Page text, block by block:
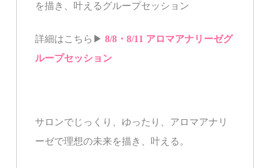
を描き、叶える グループセッション
詳細はこちら▶︎8/8・8/11 アロマアナリーゼグ
ループセッション
サロンでじっくり、ゆったり、 アロマアナリ
ーゼで理想の未来を描き、叶える。